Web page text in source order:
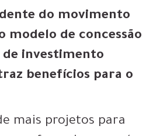
do movimento
modelo de concessão
investimento
benefícios para o
mais projetos para